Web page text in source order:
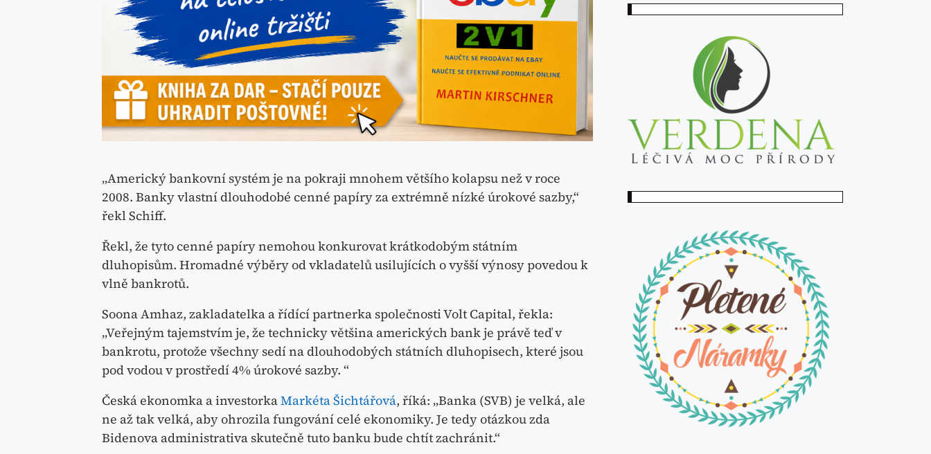
„Americký bankovní systém je na pokraji mnohem většího kolapsu než v roce
2008. Banky vlastní dlouhodobé cenné papíry za extrémně nízké úrokové sazby,“
řekl Schiff.
Řekl, že tyto cenné papíry nemohou konkurovat krátkodobým státním
dluhopisům. Hromadné výběry od vkladatelů usilujících o vyšší výnosy povedou k
vlně bankrotů.
Soona Amhaz, zakladatelka a řídící partnerka společnosti Volt Capital, řekla:
„Veřejným tajemstvím je, že technicky většina amerických bank je právě teď v
bankrotu, protože všechny sedí na dlouhodobých státních dluhopisech, které jsou
pod vodou v prostředí 4% úrokové sazby. “
Česká ekonomka a investorkaMarkéta Šichtářová, říká: „Banka (SVB) je velká, ale
ne až tak velká, aby ohrozila fungování celé ekonomiky. Je tedy otázkou zda
Bidenova administrativa skutečně tuto banku bude chtít zachránit.“